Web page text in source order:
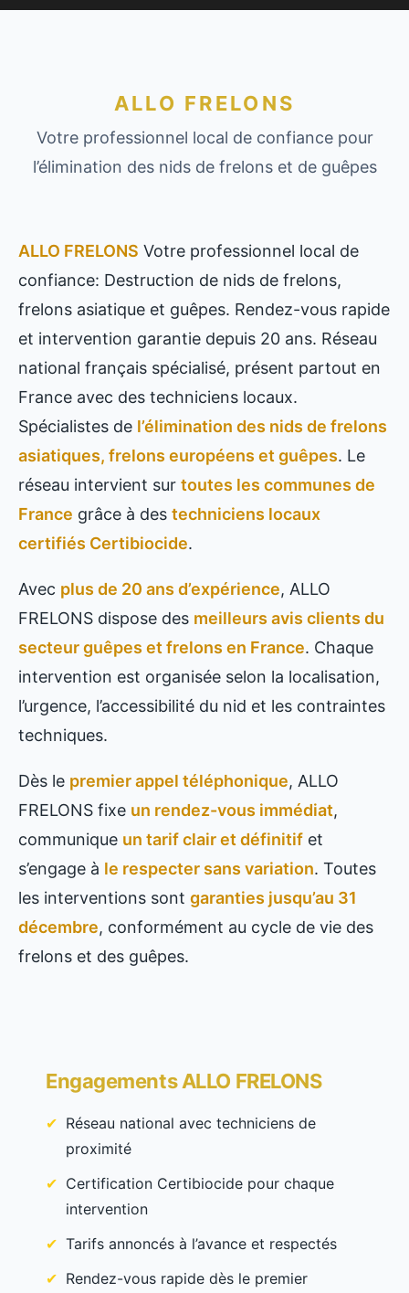
ALLO FRELONS
Votre professionnel local de confiance pour
l’élimination des nids de frelons et de guêpes
ALLO FRELONS Votre professionnel local de
confiance: Destruction de nids de frelons,
frelons asiatique et guêpes. Rendez-vous rapide
et intervention garantie depuis 20 ans. Réseau
national français spécialisé, présent partout en
France avec des techniciens locaux.
Spécialistes de l’élimination des nids de frelons
asiatiques, frelons européens et guêpes. Le
réseau intervient sur toutes les communes de
France grâce à des techniciens locaux
certifiés Certibiocide.
Avec plus de 20 ans d’expérience, ALLO
FRELONS dispose des meilleurs avis clients du
secteur guêpes et frelons en France. Chaque
intervention est organisée selon la localisation,
l’urgence, l’accessibilité du nid et les contraintes
techniques.
Dès le premier appel téléphonique, ALLO
FRELONS fixe un rendez-vous immédiat,
communique un tarif clair et définitif et
s’engage à le respecter sans variation. Toutes
les interventions sont garanties jusqu’au 31
décembre, conformément au cycle de vie des
frelons et des guêpes.
Engagements ALLO FRELONS
Réseau national avec techniciens de
proximité
Certification Certibiocide pour chaque
intervention
Tarifs annoncés à l’avance et respectés
Rendez-vous rapide dès le premier